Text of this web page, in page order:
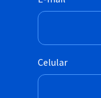
Celular